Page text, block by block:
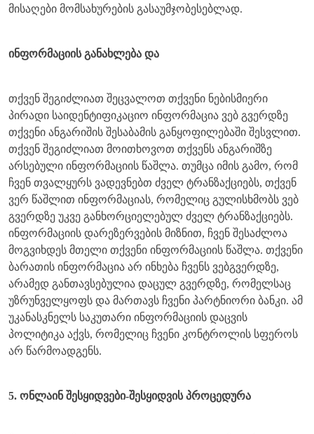
მისაღები მომსახურების გასაუმჯობესებლად.
ინფორმაციის განახლება და
თქვენ შეგიძლიათ შეცვალოთ თქვენი ნებისმიერი
პირადი საიდენტიფიკაციო ინფორმაცია ვებ გვერდზე
თქვენი ანგარიშის შესაბამის განყოფილებაში შესვლით.
თქვენ შეგიძლიათ მოითხოვოთ თქვენს ანგარიშზე
არსებული ინფორმაციის წაშლა. თუმცა იმის გამო, რომ
ჩვენ თვალყურს ვადევნებთ ძველ ტრანზაქციებს, თქვენ
ვერ წაშლით ინფორმაციას, რომელიც გულისხმობს ვებ
გვერდზე უკვე განხორციელებულ ძველ ტრანზაქციებს.
ინფორმაციის დარეზერვების მიზნით, ჩვენ შესაძლოა
მოგვიხდეს მთელი თქვენი ინფორმაციის წაშლა. თქვენი
ბარათის ინფორმაცია არ ინხება ჩვენს ვებგვერდზე,
არამედ განთავსებულია დაცულ გვერდზე, რომელსაც
უზრუნველყოფს და მართავს ჩვენი პარტნიორი ბანკი. ამ
უკანასკნელს საკუთარი ინფორმაციის დაცვის
პოლიტიკა აქვს, რომელიც ჩვენი კონტროლის სფეროს
არ წარმოადგენს.
5. ონლაინ შესყიდვები-შესყიდვის პროცედურა